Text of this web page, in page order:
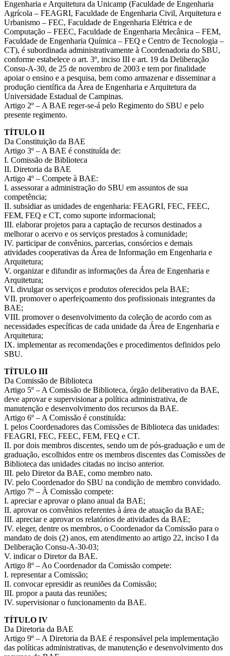
Engenharia e Arquitetura da Unicamp (Faculdade de Engenharia
Agrícola – FEAGRI, Faculdade de Engenharia Civil, Arquitetura e
Urbanismo – FEC, Faculdade de Engenharia Elétrica e de
Computação – FEEC, Faculdade de Engenharia Mecânica – FEM,
Faculdade de Engenharia Química – FEQ e Centro de Tecnologia –
CT), é subordinada administrativamente à Coordenadoria do SBU,
conforme estabelece o art. 3º, inciso III e art. 19 da Deliberação
Consu-A-30, de 25 de novembro de 2003 e tem por finalidade
apoiar o ensino e a pesquisa, bem como armazenar e disseminar a
produção científica da Área de Engenharia e Arquitetura da
Universidade Estadual de Campinas.
Artigo 2º – A BAE reger-se-á pelo Regimento do SBU e pelo
presente regimento.
TÍTULO II
Da Constituição da BAE
Artigo 3º – A BAE é constituída de:
I. Comissão de Biblioteca
II. Diretoria da BAE
Artigo 4º – Compete à BAE:
I. assessorar a administração do SBU em assuntos de sua
competência;
II. subsidiar as unidades de engenharia: FEAGRI, FEC, FEEC,
FEM, FEQ e CT, como suporte informacional;
III. elaborar projetos para a captação de recursos destinados a
melhorar o acervo e os serviços prestados à comunidade;
IV. participar de convênios, parcerias, consórcios e demais
atividades cooperativas da Área de Informação em Engenharia e
Arquitetura;
V. organizar e difundir as informações da Área de Engenharia e
Arquitetura;
VI. divulgar os serviços e produtos oferecidos pela BAE;
VII. promover o aperfeiçoamento dos profissionais integrantes da
BAE;
VIII. promover o desenvolvimento da coleção de acordo com as
necessidades específicas de cada unidade da Área de Engenharia e
Arquitetura;
IX. implementar as recomendações e procedimentos definidos pelo
SBU.
TÍTULO III
Da Comissão de Biblioteca
Artigo 5º – A Comissão de Biblioteca, órgão deliberativo da BAE,
deve aprovar e supervisionar a política administrativa, de
manutenção e desenvolvimento dos recursos da BAE.
Artigo 6º – A Comissão é constituída:
I. pelos Coordenadores das Comissões de Biblioteca das unidades:
FEAGRI, FEC, FEEC, FEM, FEQ e CT.
II. por dois membros discentes, sendo um de pós-graduação e um de
graduação, escolhidos entre os membros discentes das Comissões de
Biblioteca das unidades citadas no inciso anterior.
III. pelo Diretor da BAE, como membro nato.
IV. pelo Coordenador do SBU na condição de membro convidado.
Artigo 7º – À Comissão compete:
I. apreciar e aprovar o plano anual da BAE;
II. aprovar os convênios referentes à área de atuação da BAE;
III. apreciar e aprovar os relatórios de atividades da BAE;
IV. eleger, dentre os membros, o Coordenador da Comissão para o
mandato de dois (2) anos, em atendimento ao artigo 22, inciso I da
Deliberação Consu-A-30-03;
V. indicar o Diretor da BAE.
Artigo 8º – Ao Coordenador da Comissão compete:
I. representar a Comissão;
II. convocar epresidir as reuniões da Comissão;
III. propor a pauta das reuniões;
IV. supervisionar o funcionamento da BAE.
TÍTULO IV
Da Diretoria da BAE
Artigo 9º – A Diretoria da BAE é responsável pela implementação
das políticas administrativas, de manutenção e desenvolvimento dos